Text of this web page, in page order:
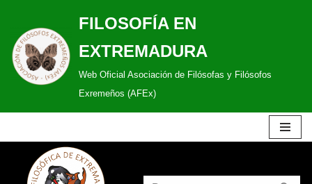
Saltar
al
contenido
FILOSOFÍA EN
EXTREMADURA
Web Oficial Asociación de Filósofas y Filósofos
Exremeños (AFEx)